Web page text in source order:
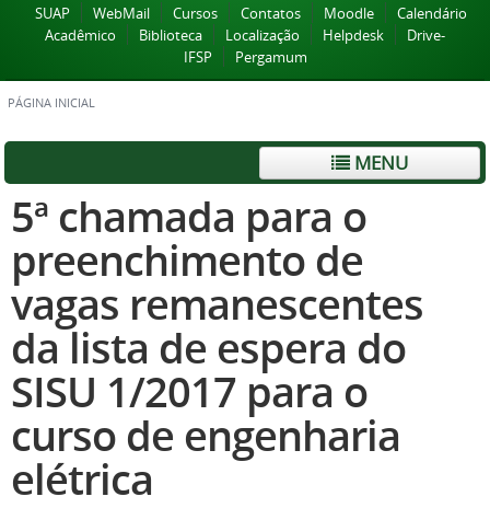
SUAP WebMail Cursos Contatos Moodle
Calendário
Acadêmico
Biblioteca Localização Helpdesk
Drive-
IFSP
Pergamum
PÁGINA INICIAL
MENU
5ª chamada para o
preenchimento de
vagas remanescentes
da lista de espera do
SISU 1/2017 para o
curso de engenharia
elétrica